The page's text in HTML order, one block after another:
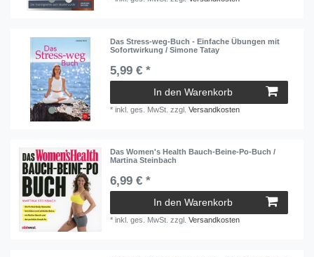
Das Stress-weg-Buch - Einfache Übungen mit
Sofortwirkung / Simone Tatay
5,99 € *
In den Warenkorb
*inkl. ges. MwSt. zzgl.Versandkosten
Das Women's Health Bauch-Beine-Po-Buch /
Martina Steinbach
6,99 € *
In den Warenkorb
*inkl. ges. MwSt. zzgl.Versandkosten